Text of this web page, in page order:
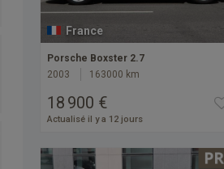
France
Porsche Boxster 2.7
2003
163000 km
18 900 €
Actualisé il y a 12 jours